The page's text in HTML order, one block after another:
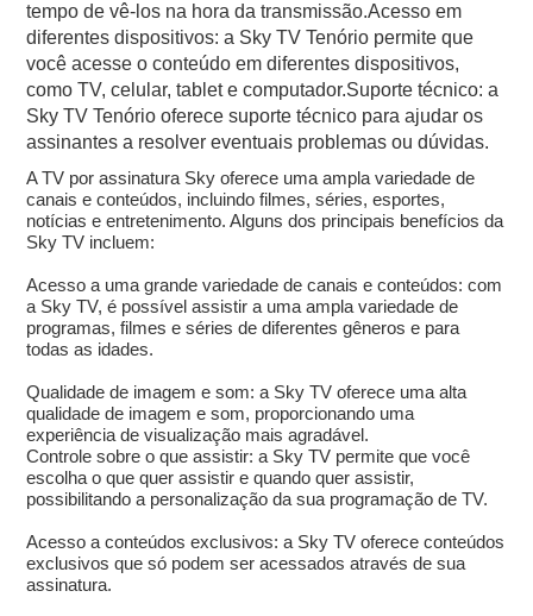
tempo de vê-los na hora da transmissão.Acesso em
diferentes dispositivos: a Sky TV Tenório permite que
você acesse o conteúdo em diferentes dispositivos,
como TV, celular, tablet e computador.Suporte técnico: a
Sky TV Tenório oferece suporte técnico para ajudar os
assinantes a resolver eventuais problemas ou dúvidas.
A TV por assinatura Sky oferece uma ampla variedade de
canais e conteúdos, incluindo filmes, séries, esportes,
notícias e entretenimento. Alguns dos principais benefícios da
Sky TV incluem:
Acesso a uma grande variedade de canais e conteúdos: com
a Sky TV, é possível assistir a uma ampla variedade de
programas, filmes e séries de diferentes gêneros e para
todas as idades.
Qualidade de imagem e som: a Sky TV oferece uma alta
qualidade de imagem e som, proporcionando uma
experiência de visualização mais agradável.
Controle sobre o que assistir: a Sky TV permite que você
escolha o que quer assistir e quando quer assistir,
possibilitando a personalização da sua programação de TV.
Acesso a conteúdos exclusivos: a Sky TV oferece conteúdos
exclusivos que só podem ser acessados através de sua
assinatura.